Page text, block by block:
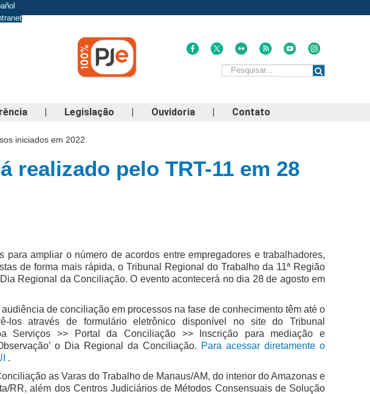
| Legislação | Ouvidoria | Contato
iniciados em 2022
realizado pelo TRT-11 em 28
para ampliar o número de acordos entre empregadores e trabalhadores,
de forma mais rápida, o Tribunal Regional do Trabalho da 11ª Região
Regional da Conciliação. O evento acontecerá no dia 28 de agosto em
de conciliação em processos na fase de conhecimento têm até o
los através de formulário eletrônico disponível no site do Tribunal
Serviços >> Portal da Conciliação >> Inscrição para mediação e
o Dia Regional da Conciliação. Para acessar diretamente o
.
as Varas do Trabalho de Manaus/AM, do interior do Amazonas e
RR, além dos Centros Judiciários de Métodos Consensuais de Solução